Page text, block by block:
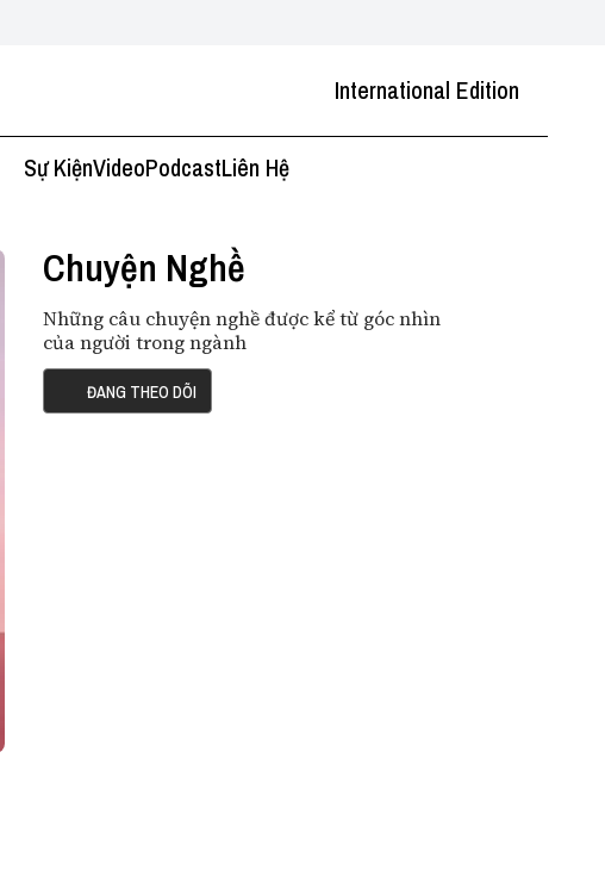
International Edition
Sự KiệnVideoPodcastLiên Hệ
Chuyện Nghề
Những câu chuyện nghề được kể từ góc nhìn
của người trong ngành
ĐANG THEO DÕI